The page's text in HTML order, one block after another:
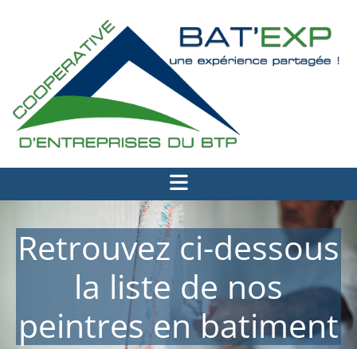
Retrouvez ci-dessous
la liste de nos
peintres en batiment